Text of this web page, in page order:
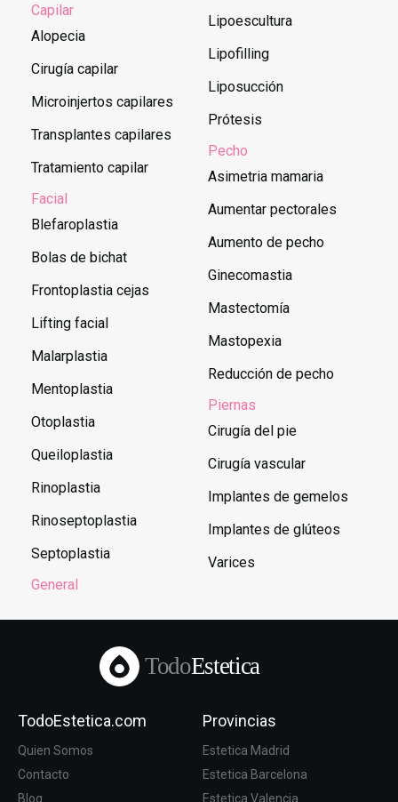
Capilar
Alopecia
Cirugía capilar
Microinjertos capilares
Transplantes capilares
Tratamiento capilar
Facial
Blefaroplastia
Bolas de bichat
Frontoplastia cejas
Lifting facial
Malarplastia
Mentoplastia
Otoplastia
Queiloplastia
Rinoplastia
Rinoseptoplastia
Septoplastia
General
Lipoescultura
Lipofilling
Liposucción
Prótesis
Pecho
Asimetria mamaria
Aumentar pectorales
Aumento de pecho
Ginecomastia
Mastectomía
Mastopexia
Reducción de pecho
Piernas
Cirugía del pie
Cirugía vascular
Implantes de gemelos
Implantes de glúteos
Varices
TodoEstetica
TodoEstetica.com
Quien Somos
Contacto
Blog
Provincias
Estetica Madrid
Estetica Barcelona
Estetica Valencia